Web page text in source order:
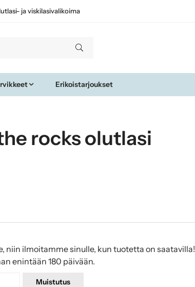
ja viskilasivalikoima
Erikoistarjoukset
rocks olutlasi
niin ilmoitamme sinulle, kun tuotetta on saatavilla!
enintään 180 päivään.
Muistutus